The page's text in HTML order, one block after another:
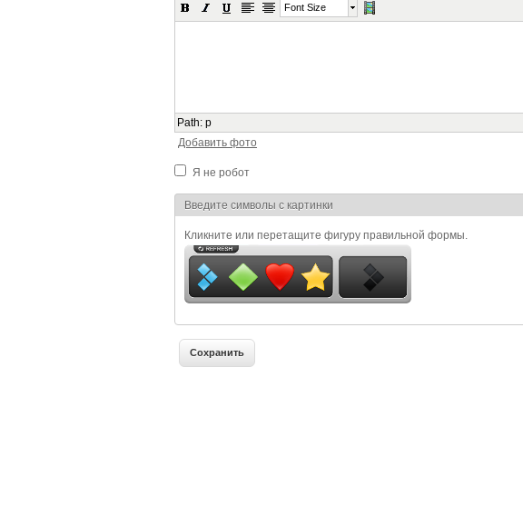
Font Size
Path: p
Добавить фото
Я не робот
Я спамер
Введите символы с картинки
Кликните или перетащите фигуру правильной формы.